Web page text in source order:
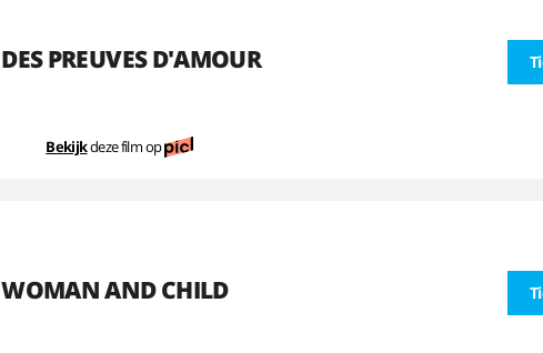
DES PREUVES D'AMOUR
Bekijkdeze film op
WOMAN AND CHILD